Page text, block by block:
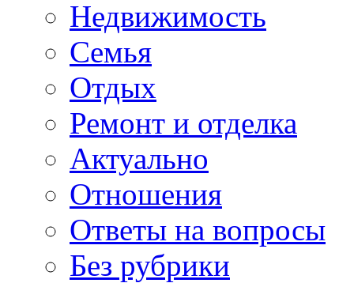
Недвижимость
Семья
Отдых
Ремонт и отделка
Актуально
Отношения
Ответы на вопросы
Без рубрики